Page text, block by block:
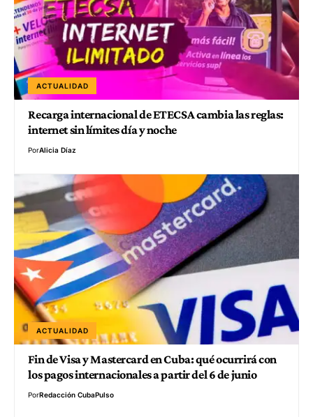
ACTUALIDAD
Recarga internacional de ETECSA cambia las reglas:
internet sin límites día y noche
PorAlicia Díaz
ACTUALIDAD
Fin de Visa y Mastercard en Cuba: qué ocurrirá con
los pagos internacionales a partir del 6 de junio
PorRedacción CubaPulso